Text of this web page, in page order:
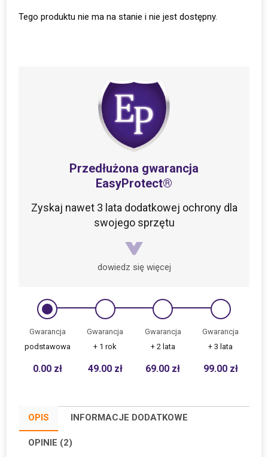
Tego produktu nie ma na stanie i nie jest dostępny.
Przedłużona gwarancja
EasyProtect®
Zyskaj nawet 3 lata dodatkowej ochrony dla
swojego sprzętu
dowiedz się więcej
Gwarancja
podstawowa
0.00 zł
Gwarancja
+ 1 rok
49.00 zł
Gwarancja
+ 2 lata
69.00 zł
Gwarancja
+ 3 lata
99.00 zł
OPIS INFORMACJE DODATKOWE
OPINIE (2)